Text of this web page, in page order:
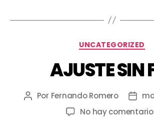
UNCATEGORIZED
AJUSTE SIN
Por Fernando Romero
No hay